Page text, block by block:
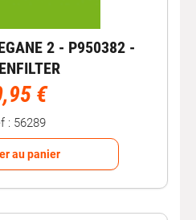
2 - P950382 -
€
: 56289
au panier